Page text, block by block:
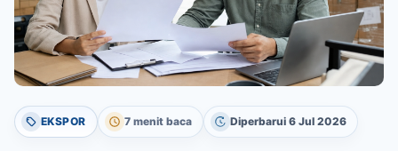
EKSPOR 7 menit baca Diperbarui 6 Jul 2026